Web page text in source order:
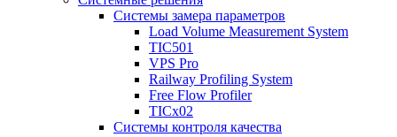
Системы замера параметров
Load Volume Measurement System
TIC501
VPS Pro
Railway Profiling System
Free Flow Profiler
TICx02
Системы контроля качества